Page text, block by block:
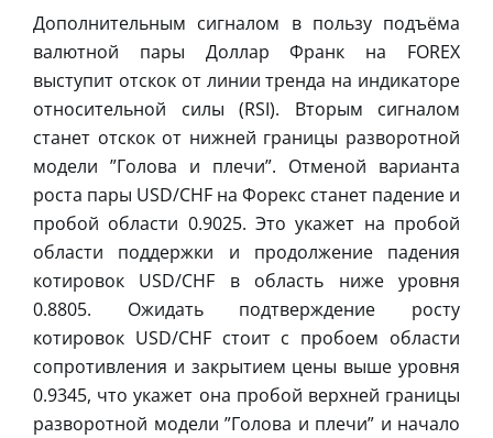
Дополнительным сигналом в пользу подъёма
валютной пары Доллар Франк на FOREX
выступит отскок от линии тренда на индикаторе
относительной силы (RSI). Вторым сигналом
станет отскок от нижней границы разворотной
модели ”Голова и плечи”. Отменой варианта
роста пары USD/CHF на Форекс станет падение и
пробой области 0.9025. Это укажет на пробой
области поддержки и продолжение падения
котировок USD/CHF в область ниже уровня
0.8805. Ожидать подтверждение росту
котировок USD/CHF стоит с пробоем области
сопротивления и закрытием цены выше уровня
0.9345, что укажет она пробой верхней границы
разворотной модели ”Голова и плечи” и начало